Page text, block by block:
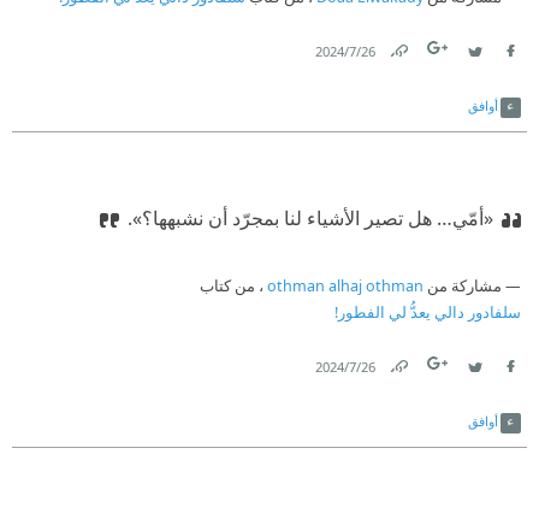
26‏/7‏/2024
أوافق
«أمّي… هل تصير الأشياء لنا بمجرّد أن نشبهها؟».
مشاركة من othman alhaj othman ، من كتاب
سلفادور دالي يعدُّ لي الفطور!
26‏/7‏/2024
أوافق